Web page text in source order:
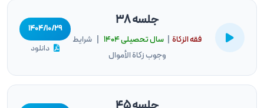
جلسه 38
فقه الزكاة |سال تحصيلى ۱۴۰۴
| شرایط
وجوب زکاة الأموال
۱۴۰۴/۱۰/۲۹
دانلود